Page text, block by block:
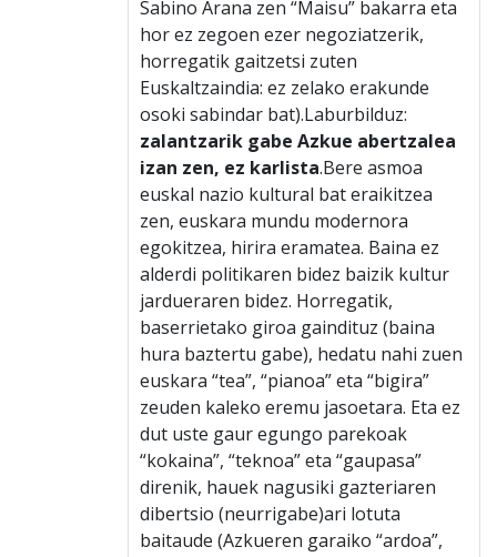
Sabino Arana zen “Maisu” bakarra eta
hor ez zegoen ezer negoziatzerik,
horregatik gaitzetsi zuten
Euskaltzaindia: ez zelako erakunde
osoki sabindar bat).Laburbilduz:
zalantzarik gabe Azkue abertzalea
izan zen, ez karlista.Bere asmoa
euskal nazio kultural bat eraikitzea
zen, euskara mundu modernora
egokitzea, hirira eramatea. Baina ez
alderdi politikaren bidez baizik kultur
jardueraren bidez. Horregatik,
baserrietako giroa gaindituz (baina
hura baztertu gabe), hedatu nahi zuen
euskara “tea”, “pianoa” eta “bigira”
zeuden kaleko eremu jasoetara. Eta ez
dut uste gaur egungo parekoak
“kokaina”, “teknoa” eta “gaupasa”
direnik, hauek nagusiki gazteriaren
dibertsio (neurrigabe)ari lotuta
baitaude (Azkueren garaiko “ardoa”,